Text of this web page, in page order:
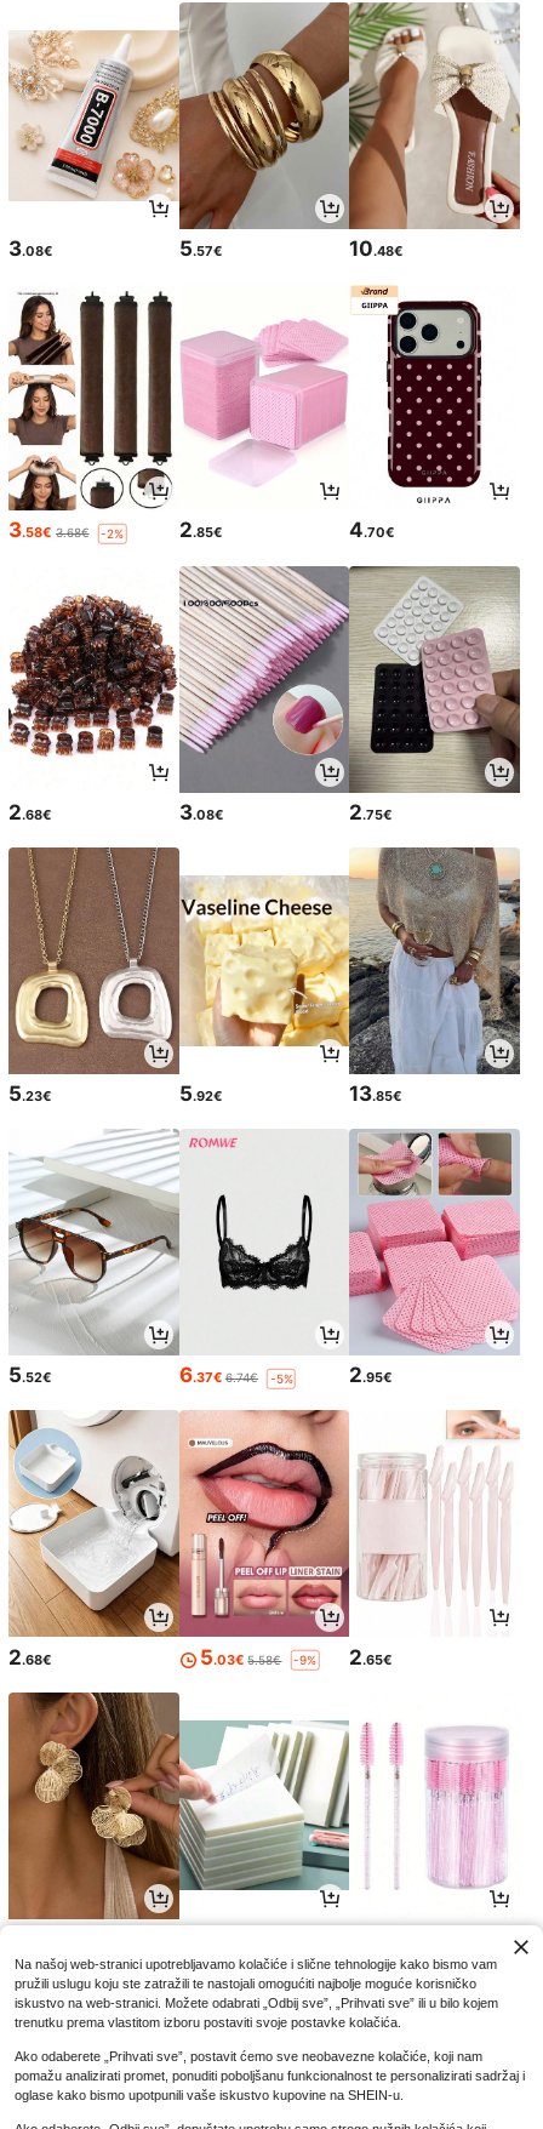
3.08€ 5.57€ 10.48€
3.58€ 3.68€ -2% 2.85€ 4.70€
2.68€ 3.08€ 2.75€
5.23€ 5.92€ 13.85€
5.52€ 6.37€ 6.74€ -5% 2.95€
2.68€ 5.03€ 5.58€ -9% 2.65€
Na našoj web-stranici upotrebljavamo kolačiće i slične tehnologije kako bismo vam
pružili uslugu koju ste zatražili te nastojali omogućiti najbolje moguće korisničko
iskustvo na web-stranici. Možete odabrati „Odbij sve”, „Prihvati sve” ili u bilo kojem
trenutku prema vlastitom izboru postaviti svoje postavke kolačića.
Ako odaberete „Prihvati sve”, postavit ćemo sve neobavezne kolačiće, koji nam
pomažu analizirati promet, ponuditi poboljšanu funkcionalnost te personalizirati sadržaj i
oglase kako bismo upotpunili vaše iskustvo kupovine na SHEIN-u.